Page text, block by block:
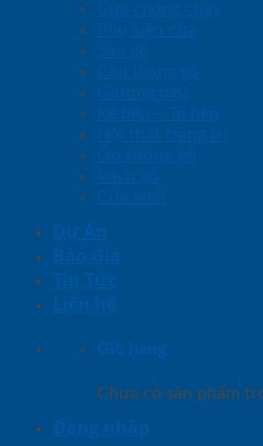
Cửa chống cháy
Phụ kiện cửa
Sàn gỗ
Cầu thang gỗ
Giường ngủ
Kệ bếp – Tủ bếp
Nội thất trang trí
Ốp tường gỗ
Vách gỗ
Cửa kính
Dự Án
Báo Giá
Tin Tức
Liên hệ
Giỏ hàng
Chưa có sản phẩm
Đăng nhập